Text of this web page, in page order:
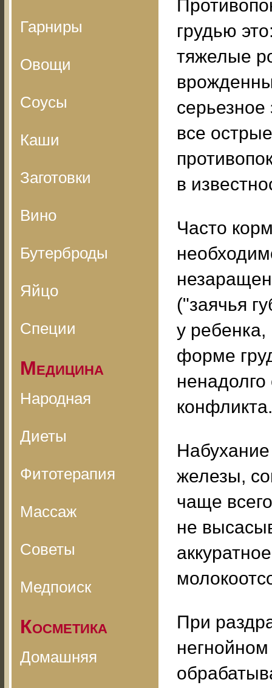
Гарниры
Овощи
Соусы
Каши
Заготовки
Вино
Бутерброды
Яйцо
Специи
Медицина
Народная
Диеты
Фитотерапия
Массаж
Советы
Медпоиск
Косметика
Домашняя
грудью
тяжелые
все
в
Часто
("заячья
у
форме
конфликта.
железы,
чаще
не
При